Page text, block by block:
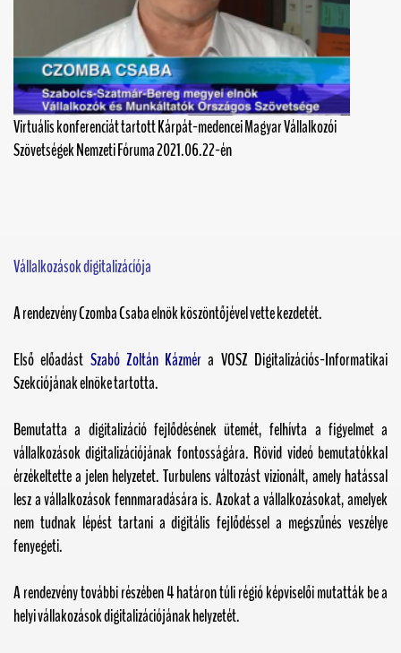
Virtuális konferenciát tartott Kárpát-medencei Magyar Vállalkozói
Szövetségek Nemzeti Fóruma 2021.06.22-én
Vállalkozások digitalizácíója
A rendezvény Czomba Csaba elnök köszöntőjével vette kezdetét.
Első előadást Szabó Zoltán Kázmér a VOSZ Digitalizációs-Informatikai
Szekciójának elnöke tartotta.
Bemutatta a digitalizáció fejlődésének ütemét, felhívta a figyelmet a
vállalkozások digitalizációjának fontosságára. Rövid videó bemutatókkal
érzékeltette a jelen helyzetet. Turbulens változást vizionált, amely hatással
lesz a vállalkozások fennmaradására is. Azokat a vállalkozásokat, amelyek
nem tudnak lépést tartani a digitális fejlődéssel a megszűnés veszélye
fenyegeti.
A rendezvény további részében 4 határon túli régió képviselői mutatták be a
helyi vállakozások digitalizációjának helyzetét.